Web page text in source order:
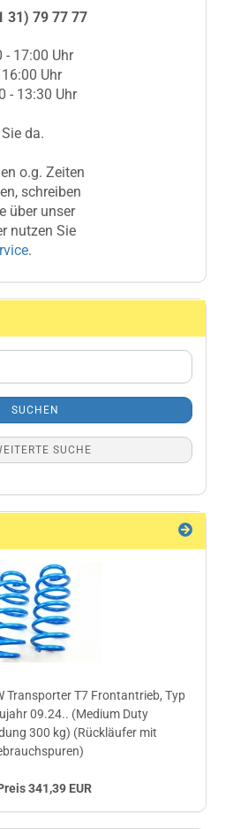
31) 79 77 77
- 17:00 Uhr
Uhr
- 13:30 Uhr
da.
o.g. Zeiten
schreiben
über unser
nutzen Sie
.
SUCHEN
SUCHE
Transporter T7 Frontantrieb, Typ
09.24.. (Medium Duty
300 kg) (Rückläufer mit
341,39 EUR